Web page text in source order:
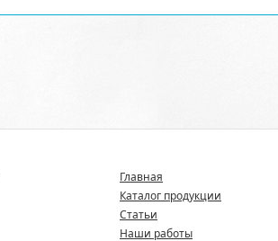
Главная
Каталог продукции
Статьи
Наши работы